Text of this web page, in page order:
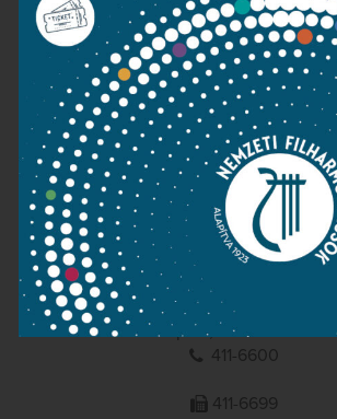
Adatvédelem
Impresszum
NEMZETI
1095 Budapest, Komor Marcell
411-6600
411-6699